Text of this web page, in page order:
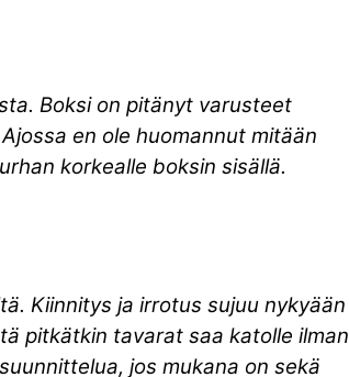
Boksi on pitänyt varusteet
en ole huomannut mitään
korkealle boksin sisällä.
Kiinnitys ja irrotus sujuu nykyään
pitkätkin tavarat saa katolle ilman
jos mukana on sekä